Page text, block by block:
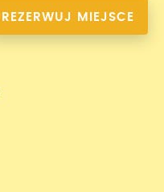
REZERWUJ MIEJSCE